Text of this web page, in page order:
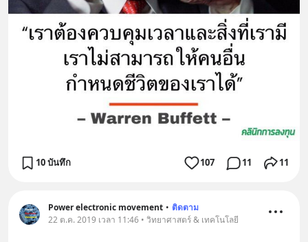
10 บันทึก 107 11 11
Power electronic movement • ติดตาม
22 ต.ค. 2019 เวลา 11:46 • วิทยาศาสตร์ & เทคโนโลยี